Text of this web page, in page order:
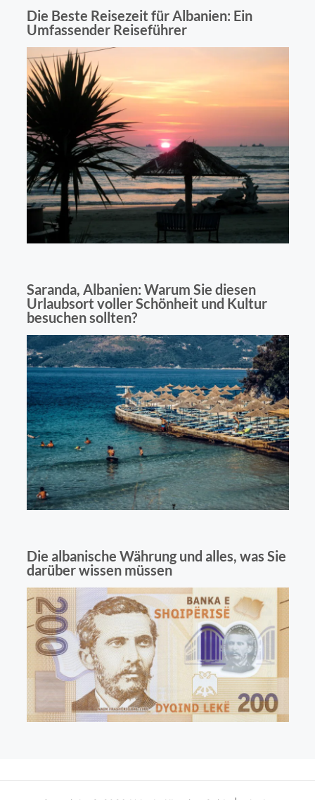
Die Beste Reisezeit für Albanien: Ein
Umfassender Reiseführer
Saranda, Albanien: Warum Sie diesen
Urlaubsort voller Schönheit und Kultur
besuchen sollten?
Die albanische Währung und alles, was Sie
darüber wissen müssen